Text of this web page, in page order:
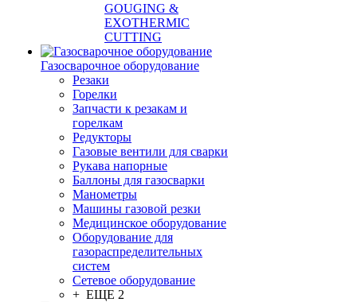
GOUGING &
EXOTHERMIC
CUTTING
Газосварочное оборудование
Резаки
Горелки
Запчасти к резакам и
горелкам
Редукторы
Газовые вентили для сварки
Рукава напорные
Баллоны для газосварки
Манометры
Машины газовой резки
Медицинское оборудование
Оборудование для
газораспределительных
систем
Сетевое оборудование
+ ЕЩЕ 2